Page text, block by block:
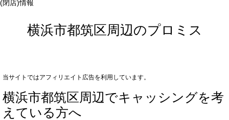
(閉店)情報
横浜市都筑区周辺のプロミス
当サイトではアフィリエイト広告を利用しています。
横浜市都筑区周辺でキャッシングを考
えている方へ